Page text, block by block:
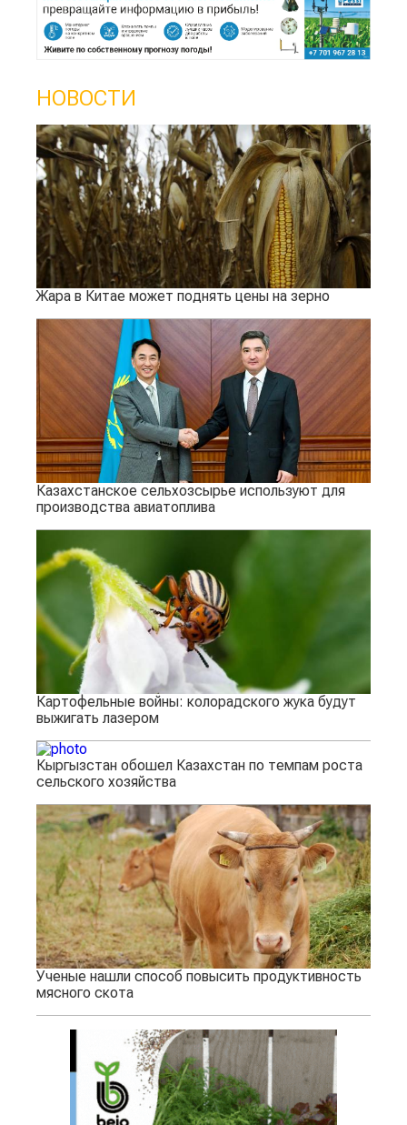
НОВОСТИ
Жара в Китае может поднять цены на зерно
Казахстанское сельхозсырье используют для
производства авиатоплива
Картофельные войны: колорадского жука будут
выжигать лазером
Кыргызстан обошел Казахстан по темпам роста
сельского хозяйства
Ученые нашли способ повысить продуктивность
мясного скота